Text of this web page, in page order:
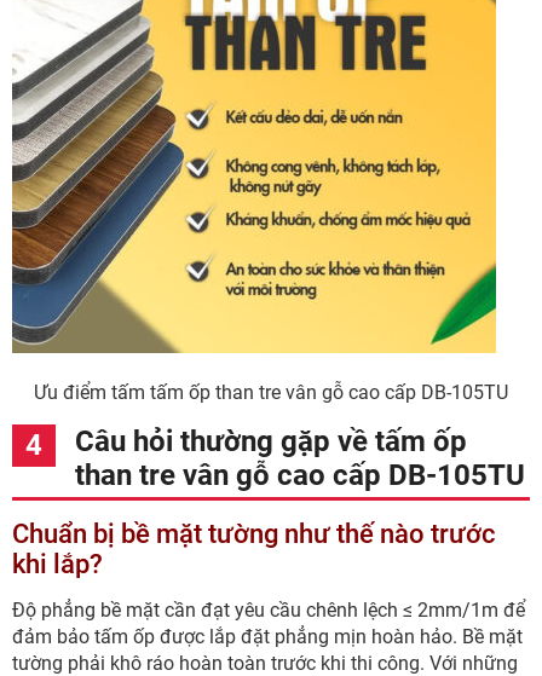
Ưu điểm tấm tấm ốp than tre vân gỗ cao cấp DB-105TU
Câu hỏi thường gặp về tấm ốp
than tre vân gỗ cao cấp DB-105TU
Chuẩn bị bề mặt tường như thế nào trước
khi lắp?
Độ phẳng bề mặt cần đạt yêu cầu chênh lệch ≤ 2mm/1m để
đảm bảo tấm ốp được lắp đặt phẳng mịn hoàn hảo. Bề mặt
tường phải khô ráo hoàn toàn trước khi thi công. Với những